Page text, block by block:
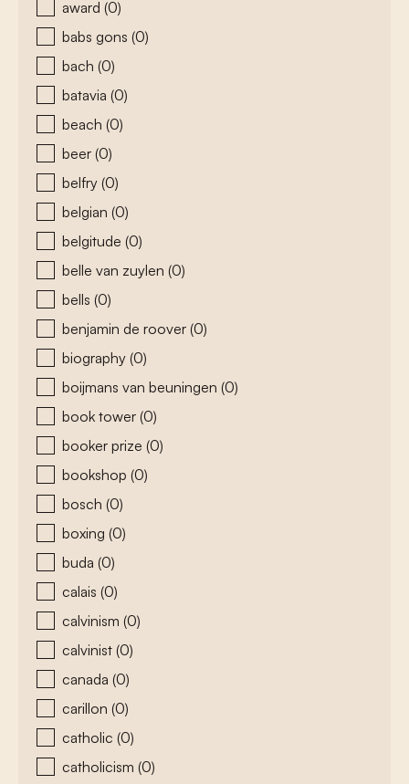
award (0)
babs gons (0)
bach (0)
batavia (0)
beach (0)
beer (0)
belfry (0)
belgian (0)
belgitude (0)
belle van zuylen (0)
bells (0)
benjamin de roover (0)
biography (0)
boijmans van beuningen (0)
book tower (0)
booker prize (0)
bookshop (0)
bosch (0)
boxing (0)
buda (0)
calais (0)
calvinism (0)
calvinist (0)
canada (0)
carillon (0)
catholic (0)
catholicism (0)